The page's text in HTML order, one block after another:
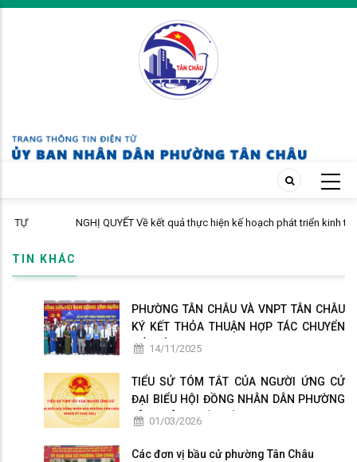
Skip
NGHỊ QUYẾT Về kết quả thực hiện kế hoạch phát triển kinh tế - xã
TIN KHÁC
PHƯỜNG TÂN CHÂU VÀ VNPT TÂN CHÂU
KÝ KẾT THỎA THUẬN HỢP TÁC CHUYỂN
ĐỔI SỐ14/11/2025
TIỂU SỬ TÓM TẮT CỦA NGƯỜI ỨNG CỬ
ĐẠI BIỂU HỘI ĐỒNG NHÂN DÂN PHƯỜNG
TÂN CHÂU NHIỆM KỲ 2026-2031
01/03/2026
Các đơn vị bầu cử phường Tân Châu